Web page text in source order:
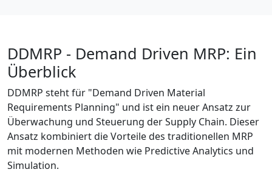
DDMRP - Demand Driven MRP: Ein
Überblick
DDMRP steht für "Demand Driven Material
Requirements Planning" und ist ein neuer Ansatz zur
Überwachung und Steuerung der Supply Chain. Dieser
Ansatz kombiniert die Vorteile des traditionellen MRP
mit modernen Methoden wie Predictive Analytics und
Simulation.